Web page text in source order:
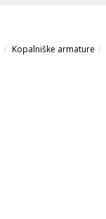
Kopalniške armature